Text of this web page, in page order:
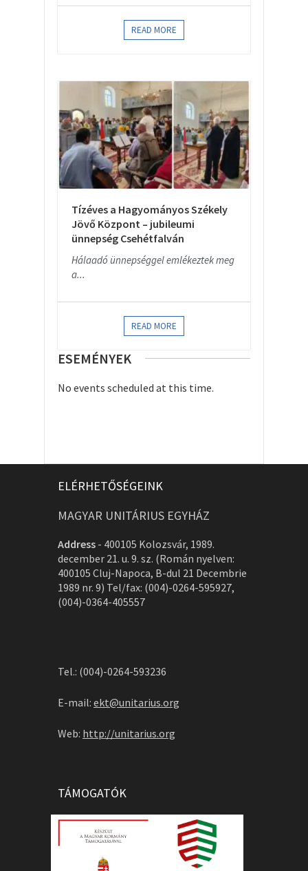
READ MORE
Tízéves a Hagyományos Székely
Jövő Központ – jubileumi
ünnepség Csehétfalván
Hálaadó ünnepséggel emlékeztek meg
a...
READ MORE
ESEMÉNYEK
No events scheduled at this time.
ELÉRHETŐSÉGEINK
MAGYAR UNITÁRIUS EGYHÁZ
Address - 400105 Kolozsvár, 1989.
december 21. u. 9. sz. (Román nyelven:
400105 Cluj-Napoca, B-dul 21 Decembrie
1989 nr. 9) Tel/fax: (004)-0264-595927,
(004)-0364-405557
Tel.: (004)-0264-593236
E-mail: ekt@unitarius.org
Web: http://unitarius.org
TÁMOGATÓK